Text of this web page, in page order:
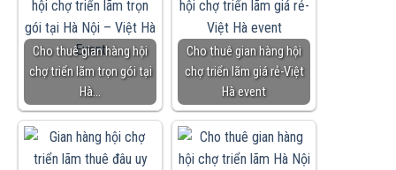
Cho thuê gian hàng hội
chợ triển lãm trọn gói tại
Hà…
Cho thuê gian hàng hội
chợ triển lãm giá rẻ-Việt
Hà event